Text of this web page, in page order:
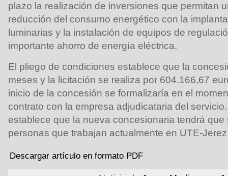
plazo la realización de inversiones que permitan
reducción del consumo energético con la
luminarias y la instalación de equipos de
importante ahorro de energía eléctrica.
El pliego de condiciones establece que la
meses y la licitación se realiza por 604.166,67
inicio de la concesión se formalizaría en el
contrato con la empresa adjudicataria del
establece que la nueva concesionaria tendrá que
personas que trabajan actualmente en UTE-
Descargar artículo en formato PDF